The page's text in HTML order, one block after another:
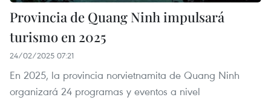
Provincia de Quang Ninh impulsará
turismo en 2025
24/02/2025 07:21
En 2025, la provincia norvietnamita de Quang Ninh
organizará 24 programas y eventos a nivel